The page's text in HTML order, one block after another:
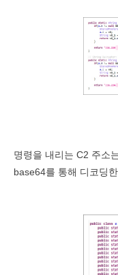
명령을 내리는 C2 주소
base64를 통해 디코딩